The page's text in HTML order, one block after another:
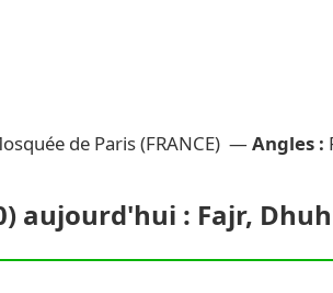
de Paris (FRANCE) — Angles :
aujourd'hui : Fajr,